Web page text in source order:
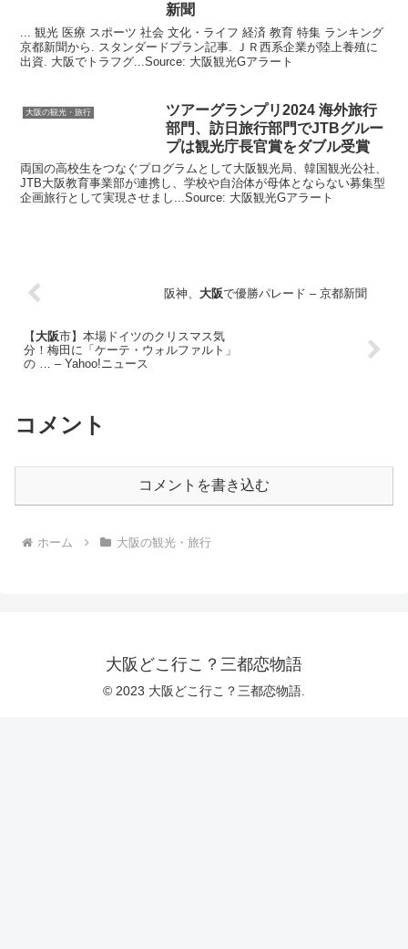
新聞
... 観光 医療 スポーツ 社会 文化・ライフ 経済 教育 特集 ランキング
京都新聞から. スタンダードプラン記事. ＪＲ西系企業が陸上養殖に
出資. 大阪でトラフグ...Source: 大阪観光Gアラート
大阪の観光・旅行
ツアーグランプリ2024 海外旅行
部門、訪日旅行部門でJTBグルー
プは観光庁長官賞をダブル受賞
両国の高校生をつなぐプログラムとして大阪観光局、韓国観光公社、
JTB大阪教育事業部が連携し、学校や自治体が母体とならない募集型
企画旅行として実現させまし...Source: 大阪観光Gアラート
阪神、 大阪で優勝パレード – 京都新聞
【大阪市】本場ドイツのクリスマス気
分！梅田に「ケーテ・ウォルファルト」
の … – Yahoo!ニュース
コメント
コメントを書き込む
ホーム 大阪の観光・旅行
大阪どこ行こ？三都恋物語
© 2023 大阪どこ行こ？三都恋物語.